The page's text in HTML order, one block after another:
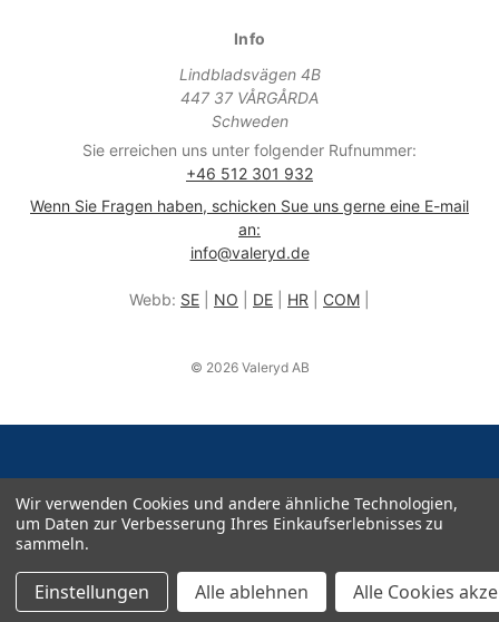
Info
Lindbladsvägen 4B
447 37 VÅRGÅRDA
Schweden
Sie erreichen uns unter folgender Rufnummer:
+46 512 301 932
Wenn Sie Fragen haben, schicken Sue uns gerne eine E-mail
an:
info@valeryd.de
Webb: SE NO DE HR COM
© 2026 Valeryd AB
Wir verwenden Cookies und andere ähnliche Technologien,
um Daten zur Verbesserung Ihres Einkaufserlebnisses zu
sammeln.
Einstellungen Alle ablehnen Alle Cookies